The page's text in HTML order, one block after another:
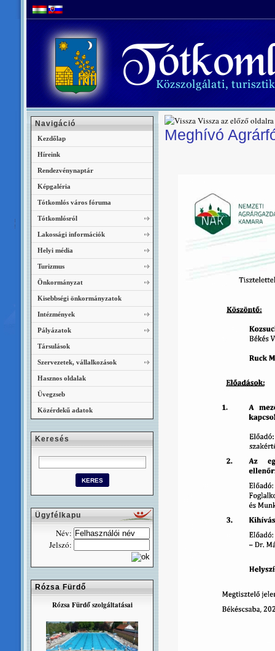
Vissza az előző oldalra
Meghívó
Navigáció
Kezdőlap
Híreink
Rendezvénynaptár
Képgaléria
Tótkomlós város fóruma
Tótkomlósról
Lakossági információk
Helyi média
Turizmus
Önkormányzat
Kisebbségi önkormányzatok
Intézmények
Pályázatok
Társulások
Szervezetek, vállalkozások
Hasznos oldalak
Üvegzseb
Közérdekű adatok
Keresés
Ügyfélkapu
Név:
Jelszó:
Rózsa Fürdő
Rózsa Fürdő szolgáltatásai